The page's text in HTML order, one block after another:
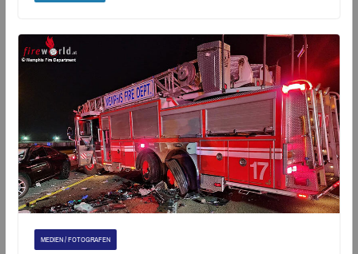
MEDIEN / FOTOGRAFEN